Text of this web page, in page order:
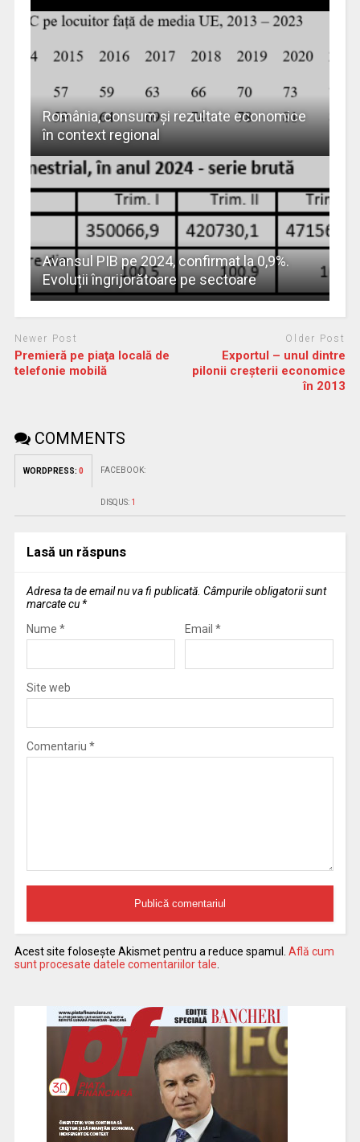
România, consum și rezultate economice
în context regional
Avansul PIB pe 2024, confirmat la 0,9%.
Evoluții îngrijorătoare pe sectoare
Newer Post
Premieră pe piaţa locală de
telefonie mobilă
Older Post
Exportul – unul dintre
pilonii creşterii economice
în 2013
COMMENTS
WORDPRESS: 0 FACEBOOK:
DISQUS: 1
Lasă un răspuns
Adresa ta de email nu va fi publicată. Câmpurile obligatorii sunt
marcate cu *
Nume * Email *
Site web
Comentariu *
Acest site folosește Akismet pentru a reduce spamul. Află cum
sunt procesate datele comentariilor tale